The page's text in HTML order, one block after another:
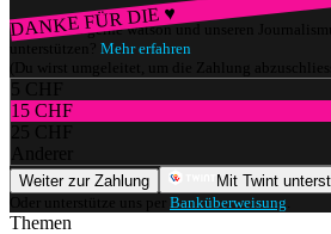
DANKE FÜR DIE ♥
Würdest du gerne watson und unseren
unterstützen? Mehr erfahren
(Du wirst umgeleitet, um die Zahlung
5 CHF
15 CHF
25 CHF
Anderer
Weiter zur Zahlung
Mit Twint
Oder unterstütze uns per Banküberweisung
Themen